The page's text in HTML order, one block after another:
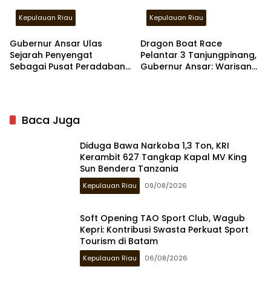
Kepulauan Riau
Gubernur Ansar Ulas
Sejarah Penyengat
Sebagai Pusat Peradaban
Kepulauan Riau
Dragon Boat Race
Pelantar 3 Tanjungpinang,
Gubernur Ansar: Warisan
Baca Juga
Diduga Bawa Narkoba 1,3 Ton, KRI
Kerambit 627 Tangkap Kapal MV King
Sun Bendera Tanzania
Kepulauan Riau 09/08/2026
Soft Opening TAO Sport Club, Wagub
Kepri: Kontribusi Swasta Perkuat Sport
Tourism di Batam
Kepulauan Riau 06/08/2026